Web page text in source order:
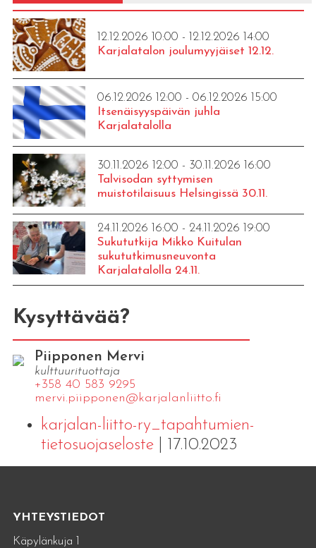
12.12.2026 10:00 - 12.12.2026 14:00
Karjalatalon joulumyyjäiset 12.12.
06.12.2026 12:00 - 06.12.2026 15:00
Itsenäisyyspäivän juhla
Karjalatalolla
30.11.2026 12:00 - 30.11.2026 16:00
Talvisodan syttymisen
muistotilaisuus Helsingissä 30.11.
24.11.2026 16:00 - 24.11.2026 19:00
Sukututkija Mikko Kuitulan
sukututkimusneuvonta
Karjalatalolla 24.11.
Kysyttävää?
Piipponen Mervi
kulttuurituottaja
+358 40 583 9295
mervi.​piipponen@​kar​jala​nlii​tto.​fi
karjalan-liitto-ry_tapahtumien-
tietosuojaseloste| 17.10.2023
YHTEYSTIEDOT
Käpylänkuja 1